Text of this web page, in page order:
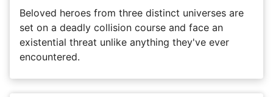
Beloved heroes from three distinct universes are
set on a deadly collision course and face an
existential threat unlike anything they've ever
encountered.